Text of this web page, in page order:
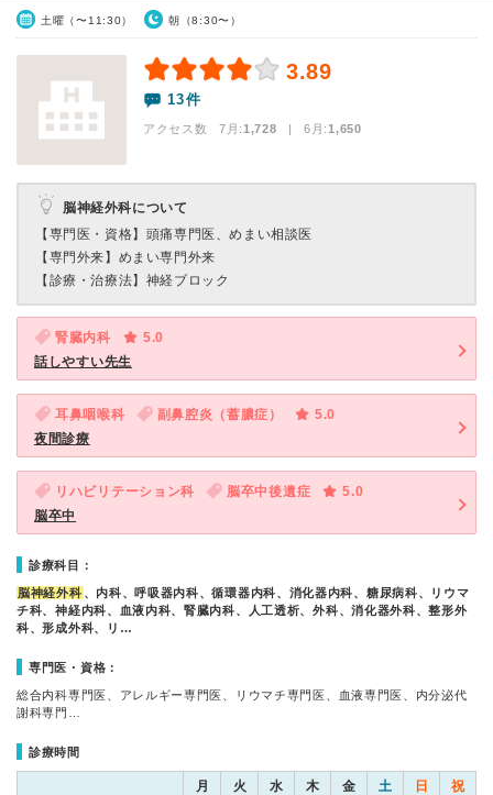
土曜（〜11:30） 朝（8:30〜）
3.89
13件
アクセス数 7月:1,728 | 6月:1,650
脳神経外科について
【専門医・資格】 頭痛専門医、めまい相談医
【専門外来】 めまい専門外来
【診療・治療法】 神経ブロック
腎臓内科
5.0
話しやすい先生
耳鼻咽喉科 副鼻腔炎（蓄膿症）
5.0
夜間診療
リハビリテーション科 脳卒中後遺症
5.0
脳卒中
診療科目：
脳神経外科 、内科、呼吸器内科、循環器内科、消化器内科、糖尿病科、リウマ
チ科、神経内科、血液内科、腎臓内科、人工透析、外科、消化器外科、整形外
科、形成外科、リ…
専門医・資格：
総合内科専門医、アレルギー専門医、リウマチ専門医、血液専門医、内分泌代
謝科専門…
診療時間
月 火 水 木 金 土 日 祝